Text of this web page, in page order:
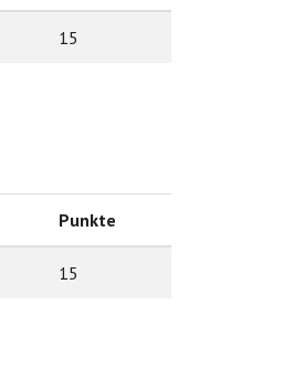
15
Punkte
15